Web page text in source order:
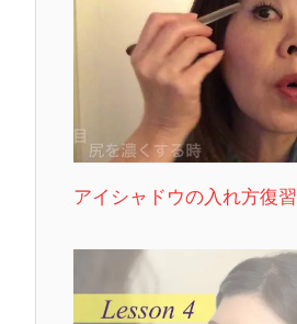
アイシャドウの入れ方復習